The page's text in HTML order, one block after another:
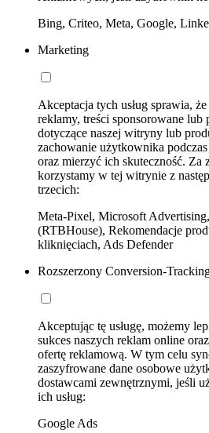
Bing, Criteo, Meta, Google,
Marketing
Akceptacja tych usług sprawia,
reklamy, treści sponsorowane lub
dotyczące naszej witryny lub
zachowanie użytkownika
oraz mierzyć ich skuteczność. Za
korzystamy w tej witrynie z
trzecich:
Meta-Pixel, Microsoft
(RTBHouse), Rekomendacje
kliknięciach, Ads Defender
Rozszerzony Conversion-
Akceptując tę usługę, możemy
sukces naszych reklam online
ofertę reklamową. W tym celu
zaszyfrowane dane osobowe
dostawcami zewnętrznymi, jeśli
ich usług:
Google Ads